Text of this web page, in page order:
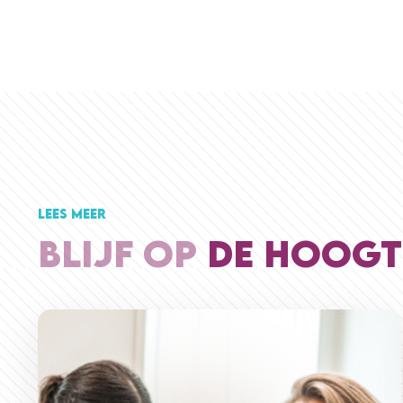
LEES MEER
BLIJF OP DE